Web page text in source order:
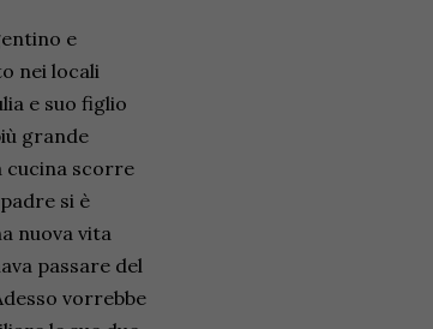
e
nei locali
e suo figlio
grande
cucina scorre
si è
nuova vita
passare del
vorrebbe